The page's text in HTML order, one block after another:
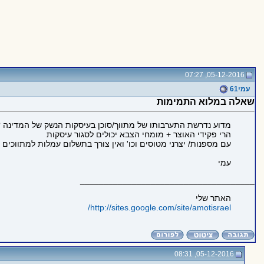
05-12-2016, 07:27
עמי61
שאלה במלוא התמימות
מדוע נדרשת התערבותו של מתווך/סוכן בעיסקות הנשק של המדינה
הרי פקידי האוצר + מומחי הצבא יכולים לסגור עיסקות
עם מספנות/ יצרני מטוסים וכו' ואין צורך בתשלום עמלות למתווכים
עמי
האתר שלי
http://sites.google.com/site/amotisrael/
05-12-2016, 08:31